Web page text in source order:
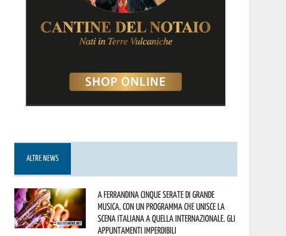
ALTRE NEWS
A Ferrandina cinque serate di grande
musica, con un programma che unisce la
scena italiana a quella internazionale. Gli
appuntamenti imperdibili